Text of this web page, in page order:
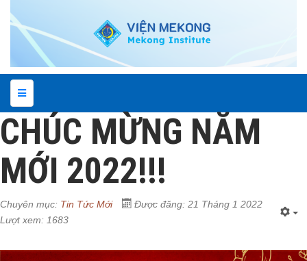
CHÚC MỪNG NĂM
MỚI 2022!!!
Chuyên mục: Tin Tức Mới
Được đăng: 21 Tháng 1 2022
Lượt xem: 1683